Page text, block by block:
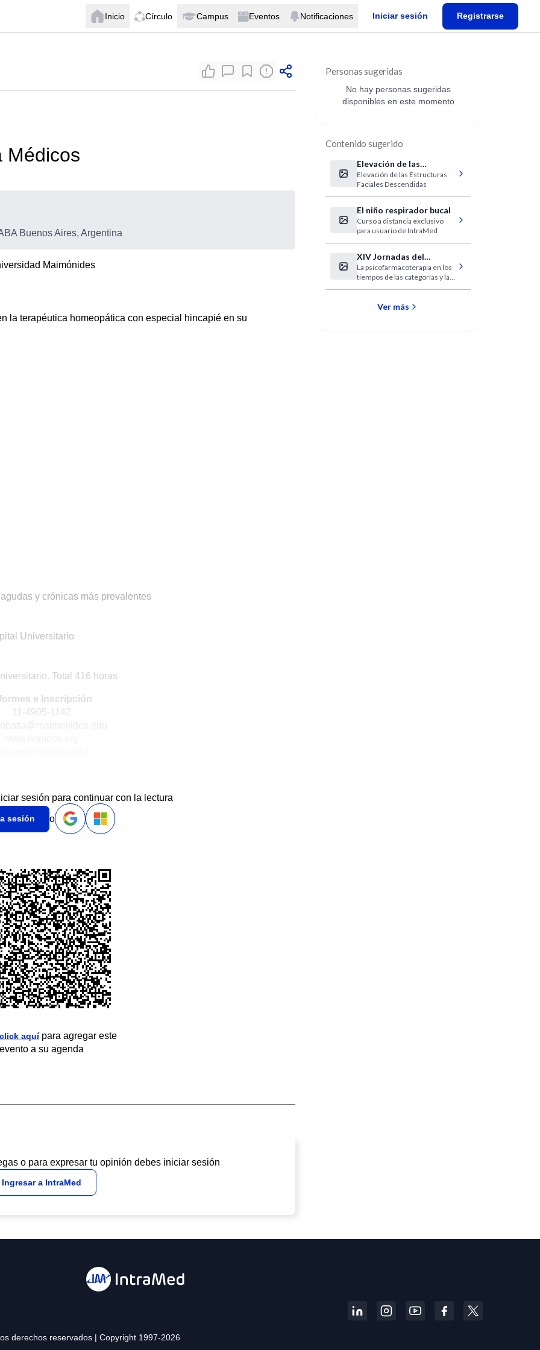
Inicio Círculo Campus Eventos Notificaciones Iniciar sesión Registrarse
Médicos
Buenos Aires, Argentina
Maimónides
la terapéutica homeopática con especial hincapié en su
y crónicas más prevalentes
Universitario
Total 416 horas
e Inscripción
11-4905-1142
sesión para continuar con la lectura
sesión o
click aquípara agregar este
evento a su agenda
o para expresar tu opinión debes iniciar sesión
Ingresar a IntraMed
Personas sugeridas
No hay personas sugeridas
disponibles en este momento
Contenido sugerido
Elevación de las
Estructuras Faciales
Descendidas
Elevación de las Estructuras
Faciales Descendidas
El niño respirador bucal
Curso a distancia exclusivo
para usuario de IntraMed
XIV Jornadas del
Capítulo de
Psicofarmacología de
APSA
La psicofarmacoterapia en los
tiempos de las categorías y las
Ver más
derechos reservados | Copyright 1997-2026